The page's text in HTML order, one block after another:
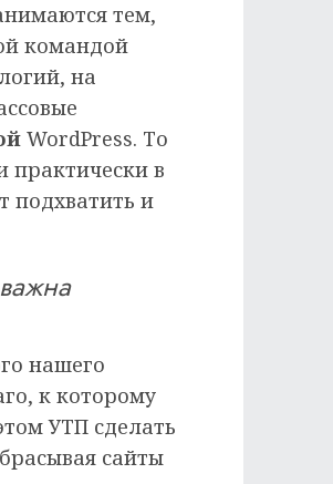
тем,
командой
на
WordPress. То
практически в
подхватить и
нашего
к которому
УТП сделать
сайты